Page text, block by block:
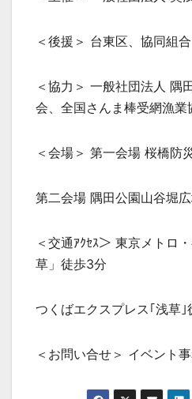
＜後援＞ 台東区、協同組
＜協力＞ 一般社団法人 隅
会、全国さんま棒受網漁業
＜会場＞ 第一会場 桜橋防
第二会場 隅田公園山谷堀
＜交通ｱｸｾｽ＞ 東京メトロ
草」徒歩3分
つくばエクスプレス｢浅草｣
＜お問い合せ＞ イベント